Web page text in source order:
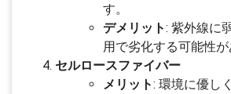
す。
デメリット: 紫外線に
用で劣化する可能性が
セルロースファイバー
メリット: 環境に優し